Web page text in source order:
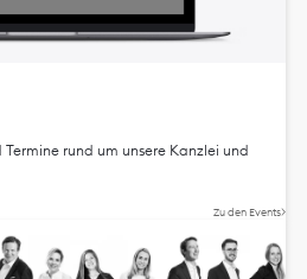
rund um unsere Kanzlei und
Zu den Events